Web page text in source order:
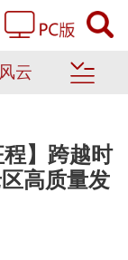
云
程】跨越时
高质量发